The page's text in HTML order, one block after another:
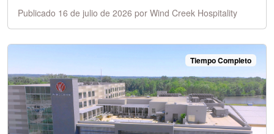
Publicado 16 de julio de 2026 por Wind Creek Hospitality
Tiempo Completo